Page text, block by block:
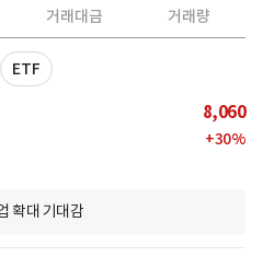
거래대금 거래량
ETF
8,060
+30%
확대 기대감